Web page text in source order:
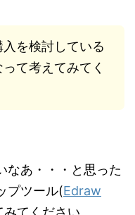
を検討している
て考えてみてく
なあ・・・と思った
プツール(Edraw